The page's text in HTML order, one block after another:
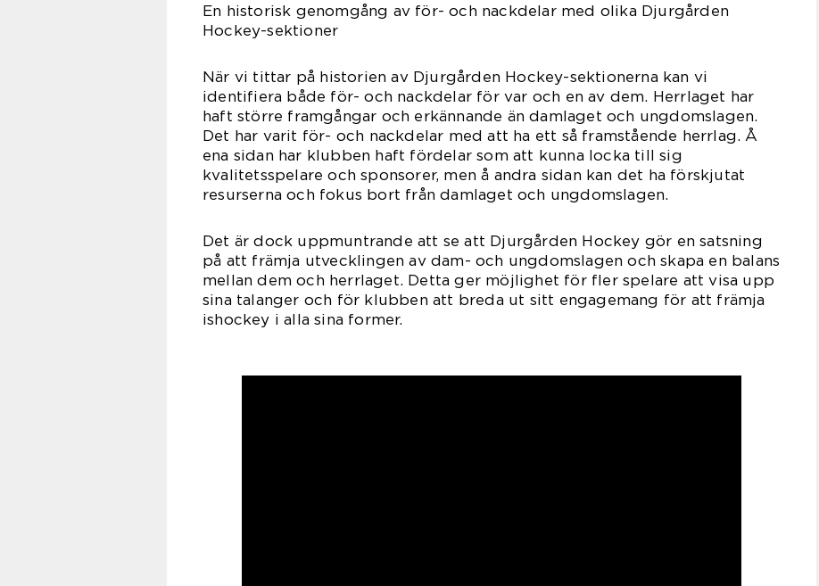
En historisk genomgång av för- och nackdelar med olika Djurgården
Hockey-sektioner
När vi tittar på historien av Djurgården Hockey-sektionerna kan vi
identifiera både för- och nackdelar för var och en av dem. Herrlaget har
haft större framgångar och erkännande än damlaget och ungdomslagen.
Det har varit för- och nackdelar med att ha ett så framstående herrlag. Å
ena sidan har klubben haft fördelar som att kunna locka till sig
kvalitetsspelare och sponsorer, men å andra sidan kan det ha förskjutat
resurserna och fokus bort från damlaget och ungdomslagen.
Det är dock uppmuntrande att se att Djurgården Hockey gör en satsning
på att främja utvecklingen av dam- och ungdomslagen och skapa en balans
mellan dem och herrlaget. Detta ger möjlighet för fler spelare att visa upp
sina talanger och för klubben att breda ut sitt engagemang för att främja
ishockey i alla sina former.